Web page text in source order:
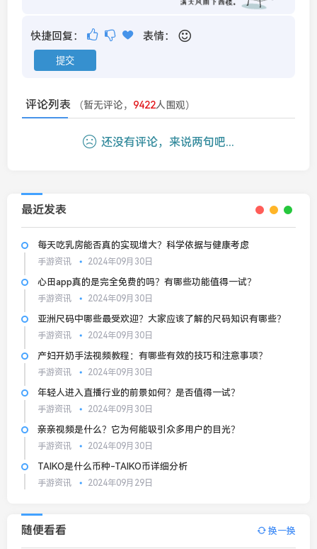
快捷回复： 表情：
评论列表 （暂无评论， 9422人围观）
还没有评论，来说两句吧...
最近发表
每天吃乳房能否真的实现增大？科学依据与健康考虑
手游资讯 2024年09月30日
心田app真的是完全免费的吗？有哪些功能值得一试？
手游资讯 2024年09月30日
亚洲尺码中哪些最受欢迎？大家应该了解的尺码知识有哪些？
手游资讯 2024年09月30日
产妇开奶手法视频教程：有哪些有效的技巧和注意事项？
手游资讯 2024年09月30日
年轻人进入直播行业的前景如何？是否值得一试？
手游资讯 2024年09月30日
亲亲视频是什么？它为何能吸引众多用户的目光？
手游资讯 2024年09月30日
TAIKO是什么币种-TAIKO币详细分析
手游资讯 2024年09月29日
随便看看 换一换